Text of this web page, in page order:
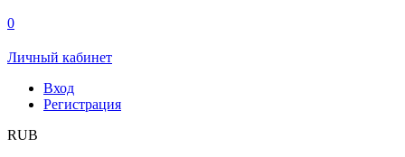
0
Личный кабинет
Вход
Регистрация
RUB